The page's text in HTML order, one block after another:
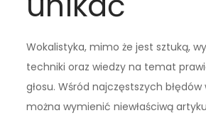
Wokalistyka, mimo że jest sztuką,
techniki oraz wiedzy na temat
głosu. Wśród najczęstszych
można wymienić niewłaściwą